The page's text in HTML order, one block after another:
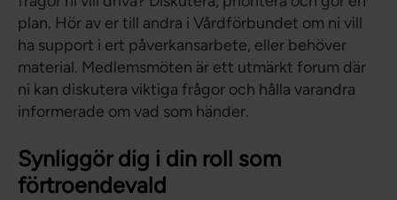
plan. Hör av er till andra i Vårdförbundet om ni vill
ha support i ert påverkansarbete, eller behöver
material. Medlemsmöten är ett utmärkt forum där
ni kan diskutera viktiga frågor och hålla varandra
informerade om vad som händer.
Synliggör dig i din roll som
förtroendevald